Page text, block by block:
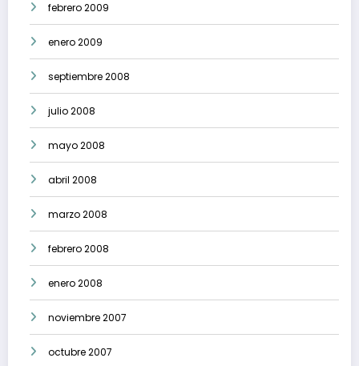
febrero 2009
enero 2009
septiembre 2008
julio 2008
mayo 2008
abril 2008
marzo 2008
febrero 2008
enero 2008
noviembre 2007
octubre 2007